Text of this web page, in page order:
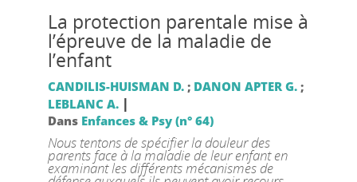
La protection parentale mise à
l’épreuve de la maladie de
l’enfant
CANDILIS-HUISMAN D.; DANON APTER G.;
LEBLANC A. |
Dans Enfances & Psy (n° 64)
Nous tentons de spécifier la douleur des
parents face à la maladie de leur enfant en
examinant les différents mécanismes de